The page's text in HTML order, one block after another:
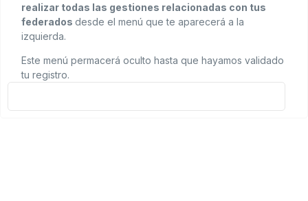
realizar todas las gestiones relacionadas con tus
federados desde el menú que te aparecerá a la
izquierda.
Este menú permacerá oculto hasta que hayamos validado
tu registro.
Blog
Formación